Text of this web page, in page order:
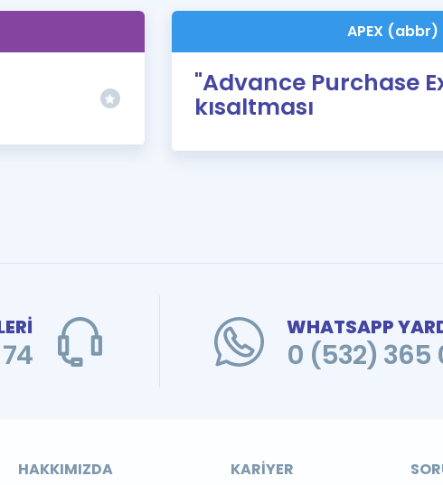
APEX (abbr)
"Advance Purchase
kısaltması
WHATSAPP
0 (532) 365
HAKKIMIZDA KARIYER